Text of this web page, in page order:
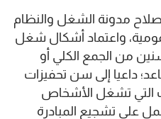
مدونة الشغل والنظام
واعتماد أشكال شغل
من الجمع الكلي أو
داعيا إلى سن تحفيزات
التي تشغل الأشخاص
على تشجيع المبادرة